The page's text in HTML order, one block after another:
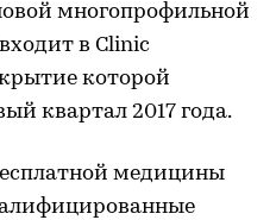
многопрофильной
в Clinic
которой
квартал 2017 года.
медицины